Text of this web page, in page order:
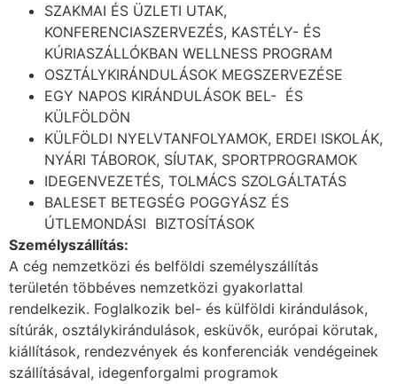
SZAKMAI ÉS ÜZLETI UTAK,
KONFERENCIASZERVEZÉS, KASTÉLY- ÉS
KÚRIASZÁLLÓKBAN WELLNESS PROGRAM
OSZTÁLYKIRÁNDULÁSOK MEGSZERVEZÉSE
EGY NAPOS KIRÁNDULÁSOK BEL- ÉS
KÜLFÖLDÖN
KÜLFÖLDI NYELVTANFOLYAMOK, ERDEI ISKOLÁK,
NYÁRI TÁBOROK, SÍUTAK, SPORTPROGRAMOK
IDEGENVEZETÉS, TOLMÁCS SZOLGÁLTATÁS
BALESET BETEGSÉG POGGYÁSZ ÉS
ÚTLEMONDÁSI BIZTOSÍTÁSOK
Személyszállítás:
A cég nemzetközi és belföldi személyszállítás
területén többéves nemzetközi gyakorlattal
rendelkezik. Foglalkozik bel- és külföldi kirándulások,
sítúrák, osztálykirándulások, esküvők, európai körutak,
kiállítások, rendezvények és konferenciák vendégeinek
szállításával, idegenforgalmi programok